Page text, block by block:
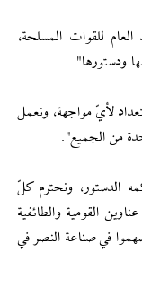
للقوات المسلحة،
ودستورها".
لأيّ مواجهة، ونعمل
من الجميع".
ونحترم كلّ
القومية والطائفية
في صناعة النصر في